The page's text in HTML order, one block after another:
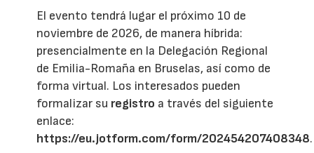
El evento tendrá lugar el próximo 10 de
noviembre de 2026, de manera híbrida:
presencialmente en la Delegación Regional
de Emilia-Romaña en Bruselas, así como de
forma virtual. Los interesados pueden
formalizar su registro a través del siguiente
enlace:
https://eu.jotform.com/form/202454207408348.